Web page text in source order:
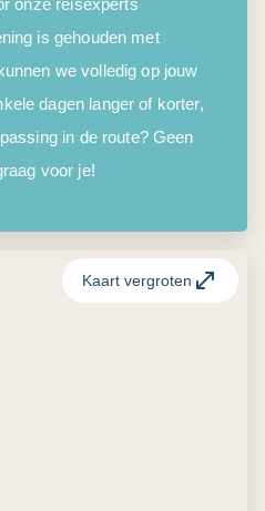
onze reisexperts
is gehouden met
we volledig op jouw
dagen langer of korter,
in de route? Geen
voor je!
Kaart vergroten